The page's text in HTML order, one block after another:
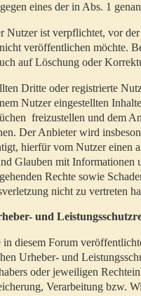
eines der in Abs. 1
Nutzer ist verpflichtet, vor
veröffentlichen möchte.
auf Löschung oder
Dritte oder registrierte
Nutzer eingestellten
freizustellen und dem
Der Anbieter wird
hierfür vom Nutzer einen
Glauben mit Informationen
Rechte sowie
nicht zu vertreten
und
diesem Forum
Urheber- und
oder jeweiligen
Verarbeitung bzw.